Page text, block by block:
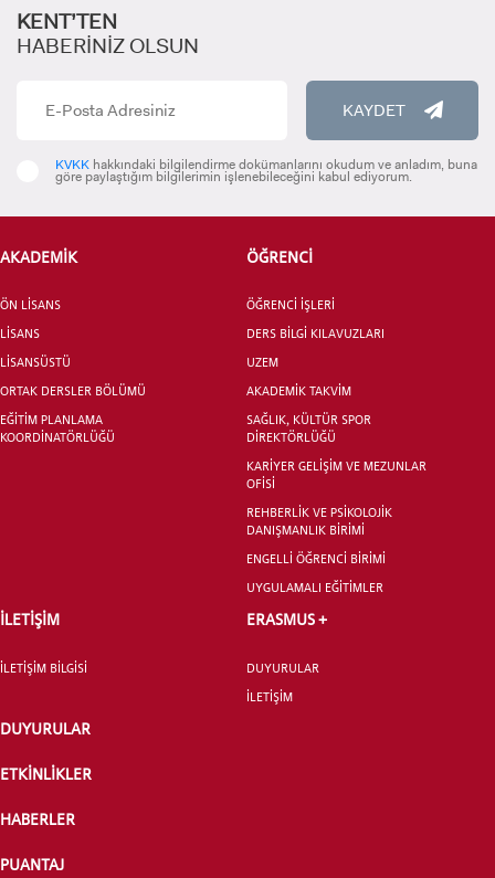
ADAY ÖĞRENCİ
INTERNATIONAL
STUDENT
LİSANSÜSTÜ EĞİTİM ENSTİTÜSÜ
YATAY GEÇİŞ
THE PRAGUE UNİVERSİTY OF ECONOMİCS AND BUSİNESS
Eko Nursanty
INDONESİA
KENT’TEN
HABERİNİZ OLSUN
KAYDET
KVKK hakkındaki bilgilendirme dokümanlarını okudum ve anladım, buna
göre paylaştığım bilgilerimin işlenebileceğini kabul ediyorum.
AKADEMİK
ÖN LİSANS
LİSANS
LİSANSÜSTÜ
ORTAK DERSLER BÖLÜMÜ
EĞİTİM PLANLAMA
KOORDİNATÖRLÜĞÜ
ÖĞRENCİ
ÖĞRENCİ İŞLERİ
DERS BİLGİ KILAVUZLARI
UZEM
AKADEMİK TAKVİM
SAĞLIK, KÜLTÜR SPOR
DİREKTÖRLÜĞÜ
KARİYER GELİŞİM VE MEZUNLAR
OFİSİ
REHBERLİK VE PSİKOLOJİK
DANIŞMANLIK BİRİMİ
ENGELLİ ÖĞRENCİ BİRİMİ
UYGULAMALI EĞİTİMLER
İLETİŞİM
İLETİŞİM BİLGİSİ
ERASMUS +
DUYURULAR
İLETİŞİM
DUYURULAR
ETKİNLİKLER
HABERLER
PUANTAJ